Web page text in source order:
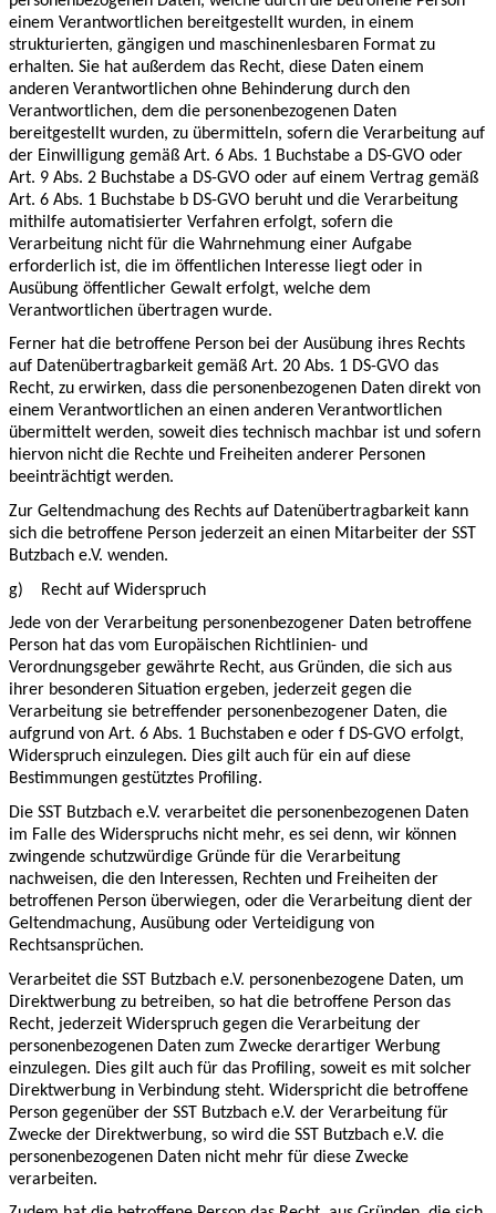
einem Verantwortlichen bereitgestellt wurden, in einem
strukturierten, gängigen und maschinenlesbaren Format zu
erhalten. Sie hat außerdem das Recht, diese Daten einem
anderen Verantwortlichen ohne Behinderung durch den
Verantwortlichen, dem die personenbezogenen Daten
bereitgestellt wurden, zu übermitteln, sofern die Verarbeitung auf
der Einwilligung gemäß Art. 6 Abs. 1 Buchstabe a DS-GVO oder
Art. 9 Abs. 2 Buchstabe a DS-GVO oder auf einem Vertrag gemäß
Art. 6 Abs. 1 Buchstabe b DS-GVO beruht und die Verarbeitung
mithilfe automatisierter Verfahren erfolgt, sofern die
Verarbeitung nicht für die Wahrnehmung einer Aufgabe
erforderlich ist, die im öffentlichen Interesse liegt oder in
Ausübung öffentlicher Gewalt erfolgt, welche dem
Verantwortlichen übertragen wurde.
Ferner hat die betroffene Person bei der Ausübung ihres Rechts
auf Datenübertragbarkeit gemäß Art. 20 Abs. 1 DS-GVO das
Recht, zu erwirken, dass die personenbezogenen Daten direkt von
einem Verantwortlichen an einen anderen Verantwortlichen
übermittelt werden, soweit dies technisch machbar ist und sofern
hiervon nicht die Rechte und Freiheiten anderer Personen
beeinträchtigt werden.
Zur Geltendmachung des Rechts auf Datenübertragbarkeit kann
sich die betroffene Person jederzeit an einen Mitarbeiter der SST
Butzbach e.V. wenden.
g)
Recht auf Widerspruch
Jede von der Verarbeitung personenbezogener Daten betroffene
Person hat das vom Europäischen Richtlinien- und
Verordnungsgeber gewährte Recht, aus Gründen, die sich aus
ihrer besonderen Situation ergeben, jederzeit gegen die
Verarbeitung sie betreffender personenbezogener Daten, die
aufgrund von Art. 6 Abs. 1 Buchstaben e oder f DS-GVO erfolgt,
Widerspruch einzulegen. Dies gilt auch für ein auf diese
Bestimmungen gestütztes Profiling.
Die SST Butzbach e.V. verarbeitet die personenbezogenen Daten
im Falle des Widerspruchs nicht mehr, es sei denn, wir können
zwingende schutzwürdige Gründe für die Verarbeitung
nachweisen, die den Interessen, Rechten und Freiheiten der
betroffenen Person überwiegen, oder die Verarbeitung dient der
Geltendmachung, Ausübung oder Verteidigung von
Rechtsansprüchen.
Verarbeitet die SST Butzbach e.V. personenbezogene Daten, um
Direktwerbung zu betreiben, so hat die betroffene Person das
Recht, jederzeit Widerspruch gegen die Verarbeitung der
personenbezogenen Daten zum Zwecke derartiger Werbung
einzulegen. Dies gilt auch für das Profiling, soweit es mit solcher
Direktwerbung in Verbindung steht. Widerspricht die betroffene
Person gegenüber der SST Butzbach e.V. der Verarbeitung für
Zwecke der Direktwerbung, so wird die SST Butzbach e.V. die
personenbezogenen Daten nicht mehr für diese Zwecke
verarbeiten.